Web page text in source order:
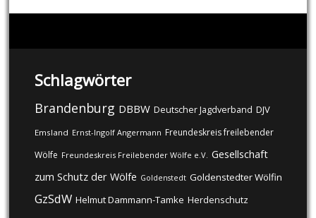
Schlagwörter
Brandenburg DBBW Deutscher Jagdverband DJV
Emsland Ernst-Ingolf Angermann Freundeskreis freilebender
Wölfe Freundeskreis Freilebender Wölfe e.V. Gesellschaft
zum Schutz der Wölfe Goldenstedt Goldenstedter Wölfin
GzSdW Helmut Dammann-Tamke Herdenschutz